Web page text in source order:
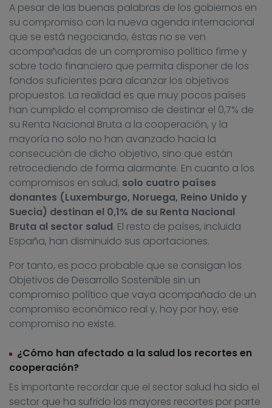
A pesar de las buenas palabras de los gobiernos en
su compromiso con la nueva agenda internacional
que se está negociando, éstas no se ven
acompañadas de un compromiso político firme y
sobre todo financiero que permita disponer de los
fondos suficientes para alcanzar los objetivos
propuestos. La realidad es que muy pocos países
han cumplido el compromiso de destinar el 0,7% de
su Renta Nacional Bruta a la cooperación, y la
mayoría no solo no han avanzado hacia la
consecución de dicho objetivo, sino que están
retrocediendo de forma alarmante. En cuanto a los
compromisos en salud, solo cuatro países
donantes (Luxemburgo, Noruega, Reino Unido y
Suecia) destinan el 0,1% de su Renta Nacional
Bruta al sector salud. El resto de países, incluida
España, han disminuido sus aportaciones.
Por tanto, es poco probable que se consigan los
Objetivos de Desarrollo Sostenible sin un
compromiso político que vaya acompañado de un
compromiso económico real y, hoy por hoy, ese
compromiso no existe.
¿Cómo han afectado a la salud los recortes en
cooperación?
Es importante recordar que el sector salud ha sido el
sector que ha sufrido los mayores recortes por parte